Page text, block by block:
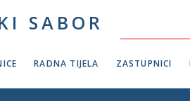
SABOR
RADNA TIJELA ZASTUPNICI